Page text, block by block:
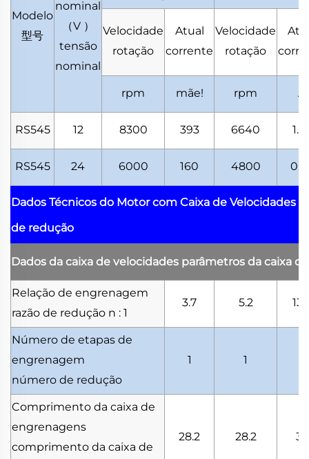
Modelo
型号
nominal
（V ）
tensão
nominal
Velocidade
rotação
Atual
corrente
Velocidade
rotação
rpm mãe! rpm A
RS545 12 8300 393 6640
RS545 24 6000 160 4800
Dados Técnicos do Motor com Caixa de Velocidades
de redução
Dados da caixa de velocidades parâmetros da caixa
Relação de engrenagem
razão de redução n : 1
3.7 5.2
Número de etapas de
engrenagem
número de redução
1 1
Comprimento da caixa de
engrenagens
comprimento da caixa de
28.2 28.2 37